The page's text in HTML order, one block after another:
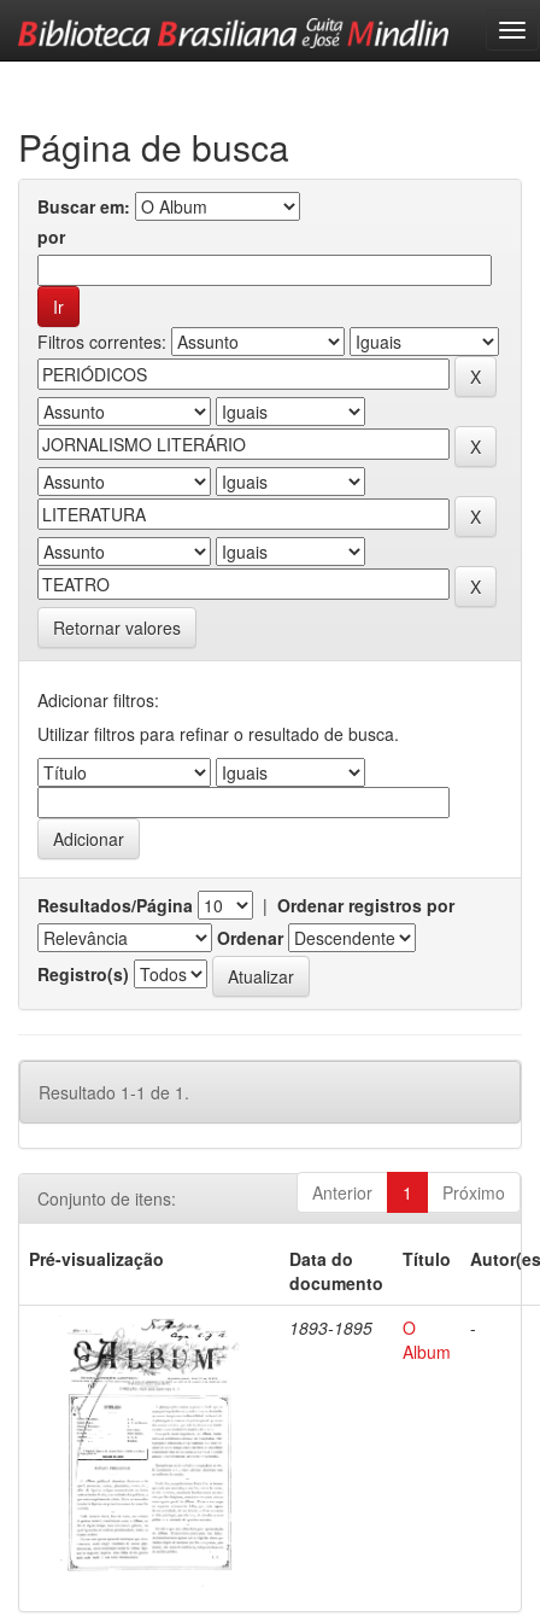
Página de busca
Buscar em:
por
Filtros correntes:
Retornar valores
Adicionar filtros:
Utilizar filtros para refinar o resultado de busca.
Resultados/Página | Ordenar registros por
Ordenar
Registro(s)
Resultado 1-1 de 1.
Anterior 1 Próximo
Conjunto de itens:
Pré-visualização
Data do
documento
Título
1893-1895
O
Album
-